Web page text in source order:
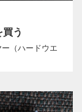
う
（ハードウエ